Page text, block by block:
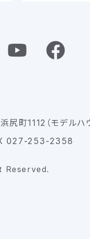
町1112（モデルハ
027-253-2358